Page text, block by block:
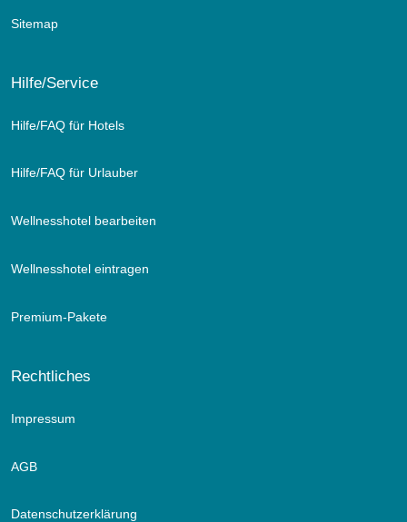
Sitemap
Hilfe/Service
Hilfe/FAQ für Hotels
Hilfe/FAQ für Urlauber
Wellnesshotel bearbeiten
Wellnesshotel eintragen
Premium-Pakete
Rechtliches
Impressum
AGB
Datenschutzerklärung